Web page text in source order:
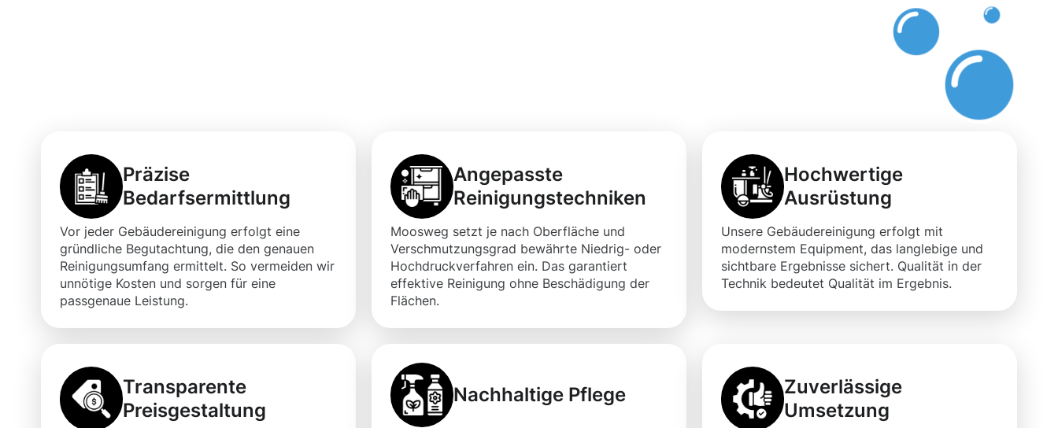
Präzise
Bedarfsermittlung
Vor jeder Gebäudereinigung erfolgt eine
gründliche Begutachtung, die den genauen
Reinigungsumfang ermittelt. So vermeiden wir
unnötige Kosten und sorgen für eine
passgenaue Leistung.
Angepasste
Reinigungstechniken
Moosweg setzt je nach Oberfläche und
Verschmutzungsgrad bewährte Niedrig- oder
Hochdruckverfahren ein. Das garantiert
effektive Reinigung ohne Beschädigung der
Flächen.
Hochwertige
Ausrüstung
Unsere Gebäudereinigung erfolgt mit
modernstem Equipment, das langlebige und
sichtbare Ergebnisse sichert. Qualität in der
Technik bedeutet Qualität im Ergebnis.
Transparente
Preisgestaltung
Nachhaltige Pflege
Zuverlässige
Umsetzung